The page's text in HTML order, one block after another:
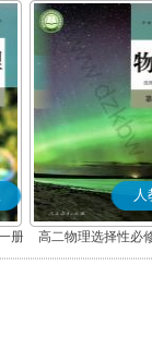
册
人
高二物理选择性必